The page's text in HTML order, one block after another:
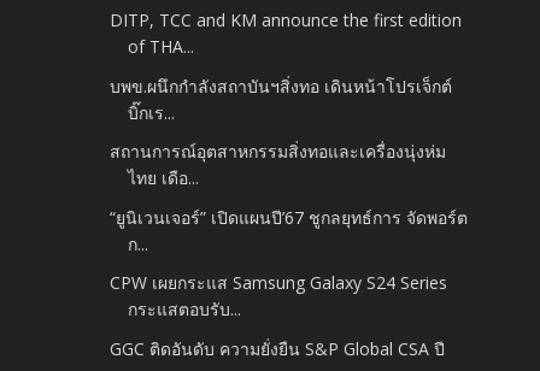
DITP, TCC and KM announce the first edition
of THA...
บพข.ผนึกกำลังสถาบันฯสิ่งทอ เดินหน้าโปรเจ็กต์
บิ๊กเร...
สถานการณ์อุตสาหกรรมสิ่งทอและเครื่องนุ่งห่ม
ไทย เดือ...
“ยูนิเวนเจอร์” เปิดแผนปี’67 ชูกลยุทธ์การ จัดพอร์ต
ก...
CPW เผยกระแส Samsung Galaxy S24 Series
กระแสตอบรับ...
GGC ติดอันดับ ความยั่งยืน S&P Global CSA ปี